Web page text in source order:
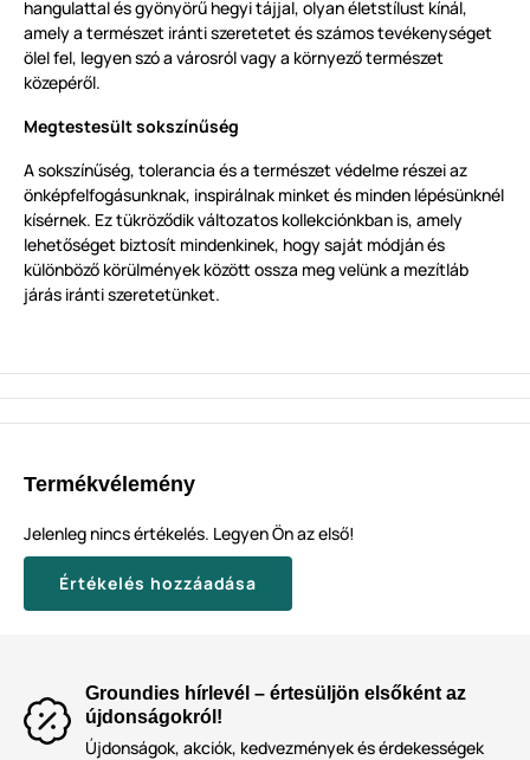
hangulattal és gyönyörű hegyi tájjal, olyan életstílust kínál,
amely a természet iránti szeretetet és számos tevékenységet
ölel fel, legyen szó a városról vagy a környező természet
közepéről.
Megtestesült sokszínűség
A sokszínűség, tolerancia és a természet védelme részei az
önképfelfogásunknak, inspirálnak minket és minden lépésünknél
kísérnek. Ez tükröződik változatos kollekciónkban is, amely
lehetőséget biztosít mindenkinek, hogy saját módján és
különböző körülmények között ossza meg velünk a mezítláb
járás iránti szeretetünket.
Termékvélemény
Jelenleg nincs értékelés. Legyen Ön az első!
Értékelés hozzáadása
Groundies hírlevél – értesüljön elsőként az
újdonságokról!
Újdonságok, akciók, kedvezmények és érdekességek